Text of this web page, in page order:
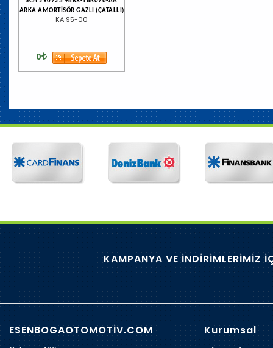
ARKA AMORTİSÖR GAZLI (ÇATALLI)
KA 95-00
0
KAMPANYA VE İNDİRİMLERİMİZ
ESENBOGAOTOMOTİV.COM Kurumsal